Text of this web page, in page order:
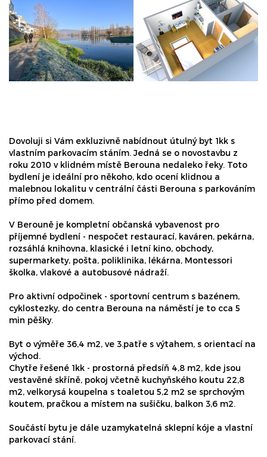
Dovoluji si Vám exkluzivně nabídnout útulný byt 1kk s
vlastním parkovacím stáním. Jedná se o novostavbu z
roku 2010 v klidném místě Berouna nedaleko řeky. Toto
bydlení je ideální pro někoho, kdo ocení klidnou a
malebnou lokalitu v centrální části Berouna s parkováním
přímo před domem.
V Berouně je kompletní občanská vybavenost pro
příjemné bydlení - nespočet restaurací, kaváren, pekárna,
rozsáhlá knihovna, klasické i letní kino, obchody,
supermarkety, pošta, poliklinika, lékárna, Montessori
školka, vlakové a autobusové nádraží.
Pro aktivní odpočinek - sportovní centrum s bazénem,
cyklostezky, do centra Berouna na náměstí je to cca 5
min pěšky.
Byt o výměře 36,4 m2, ve 3.patře s výtahem, s orientací na
východ.
Chytře řešené 1kk - prostorná předsíň 4,8 m2, kde jsou
vestavěné skříně, pokoj včetně kuchyňského koutu 22,8
m2, velkorysá koupelna s toaletou 5,2 m2 se sprchovým
koutem, pračkou a místem na sušičku, balkon 3,6 m2.
Součástí bytu je dále uzamykatelná sklepní kóje a vlastní
parkovací stání.